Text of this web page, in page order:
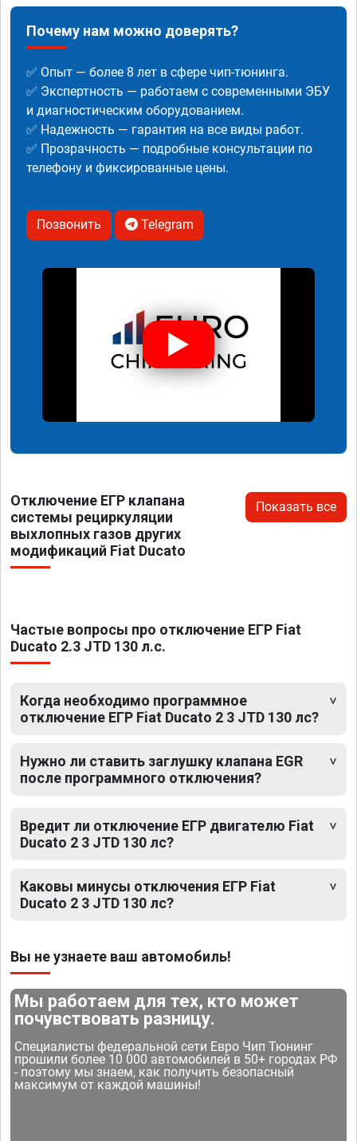
Почему нам можно доверять?
✅ Опыт — более 8 лет в сфере чип-тюнинга.
✅ Экспертность — работаем с современными ЭБУ
и диагностическим оборудованием.
✅ Надежность — гарантия на все виды работ.
✅ Прозрачность — подробные консультации по
телефону и фиксированные цены.
Позвонить Telegram
Отключение ЕГР клапана
системы рециркуляции
выхлопных газов других
модификаций Fiat Ducato
Показать все
Частые вопросы про отключение ЕГР Fiat
Ducato 2.3 JTD 130 л.с.
Когда необходимо программное
отключение ЕГР Fiat Ducato 2 3 JTD 130 лс?
Нужно ли ставить заглушку клапана EGR
после программного отключения?
Вредит ли отключение ЕГР двигателю Fiat
Ducato 2 3 JTD 130 лс?
Каковы минусы отключения ЕГР Fiat
Ducato 2 3 JTD 130 лс?
Вы не узнаете ваш автомобиль!
Мы работаем для тех, кто может
почувствовать разницу.
Специалисты федеральной сети Евро Чип Тюнинг
прошили более 10 000 автомобилей в 50+ городах РФ
- поэтому мы знаем, как получить безопасный
максимум от каждой машины!